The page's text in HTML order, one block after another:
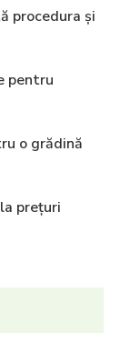
procedura și
pentru
o grădină
prețuri